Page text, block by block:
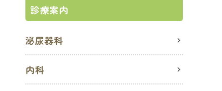
診療案内
泌尿器科
内科